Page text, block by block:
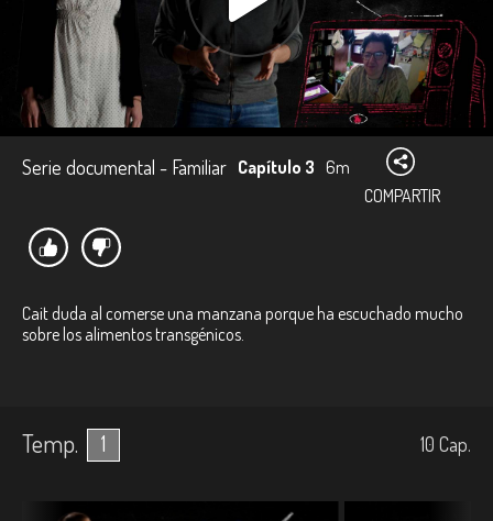
Serie documental - Familiar Capítulo 3 6m
COMPARTIR
Cait duda al comerse una manzana porque ha escuchado mucho
sobre los alimentos transgénicos.
Temp. 1 10 Cap.